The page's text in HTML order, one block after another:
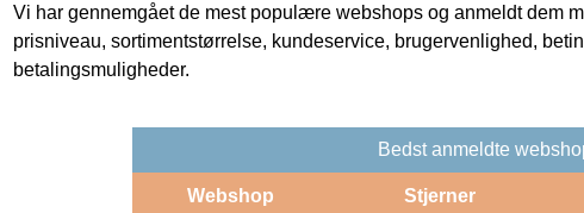
Vi har gennemgået de mest populære webshops og anmeldt dem
prisniveau, sortimentstørrelse, kundeservice, brugervenlighed,
betalingsmuligheder.
Bedst anmeldte
Webshop Stjerner